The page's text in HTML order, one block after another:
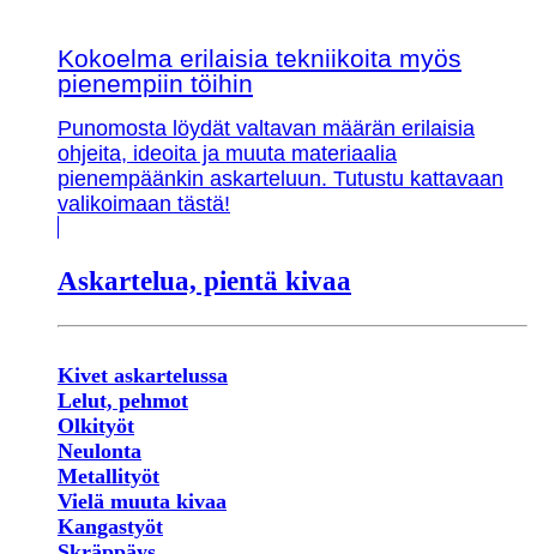
Kokoelma erilaisia tekniikoita myös
pienempiin töihin
Punomosta löydät valtavan määrän erilaisia
ohjeita, ideoita ja muuta materiaalia
pienempäänkin askarteluun. Tutustu kattavaan
valikoimaan tästä!
Askartelua, pientä kivaa
Kivet askartelussa
Lelut, pehmot
Olkityöt
Neulonta
Metallityöt
Vielä muuta kivaa
Kangastyöt